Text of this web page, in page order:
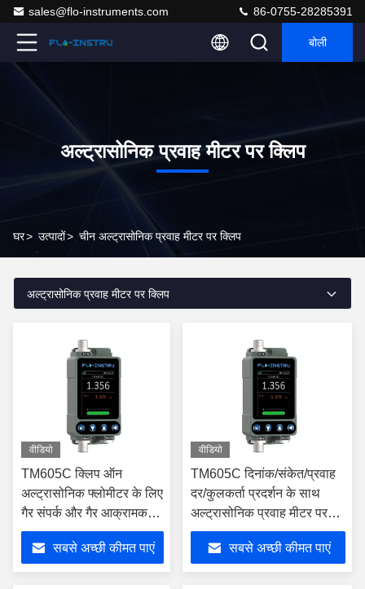
sales@flo-instruments.com 86-0755-28285391
बोली
अल्ट्रासोनिक प्रवाह मीटर पर क्लिप
घर> उत्पादों> चीन अल्ट्रासोनिक प्रवाह मीटर पर क्लिप
अल्ट्रासोनिक प्रवाह मीटर पर क्लिप
वीडियो
TM605C क्लिप ऑन
अल्ट्रासोनिक फ्लोमीटर के लिए
गैर संपर्क और गैर आक्रामक
तरल प्रवाह माप रासायनिक
उत्पादन मेंसबसे अच्छी कीमत पाएं
वीडियो
TM605C दिनांक/संकेत/प्रवाह
दर/कुलकर्ता प्रदर्शन के साथ
अल्ट्रासोनिक प्रवाह मीटर पर
क्लिप
सबसे अच्छी कीमत पाएं